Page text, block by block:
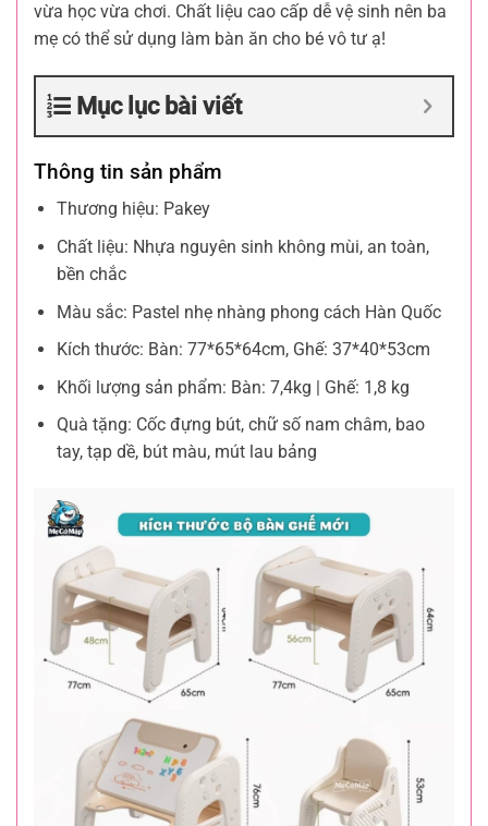
vừa học vừa chơi. Chất liệu cao cấp dễ vệ sinh nên ba
mẹ có thể sử dụng làm bàn ăn cho bé vô tư ạ!
Mục lục bài viết
Thông tin sản phẩm
Thương hiệu: Pakey
Chất liệu: Nhựa nguyên sinh không mùi, an toàn,
bền chắc
Màu sắc: Pastel nhẹ nhàng phong cách Hàn Quốc
Kích thước: Bàn: 77*65*64cm, Ghế: 37*40*53cm
Khối lượng sản phẩm: Bàn: 7,4kg | Ghế: 1,8 kg
Quà tặng: Cốc đựng bút, chữ số nam châm, bao
tay, tạp dề, bút màu, mút lau bảng